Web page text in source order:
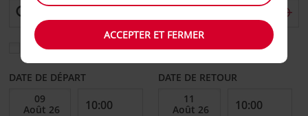
Sélectionnez une autre agence de retour
DATE DE DÉPART DATE DE RETOUR
ACCEPTER ET FERMER